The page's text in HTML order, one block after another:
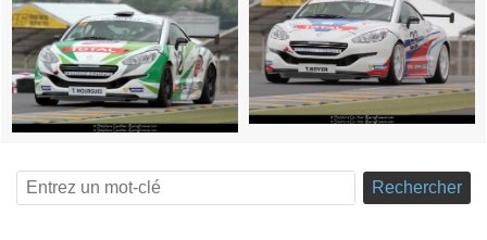
Rechercher